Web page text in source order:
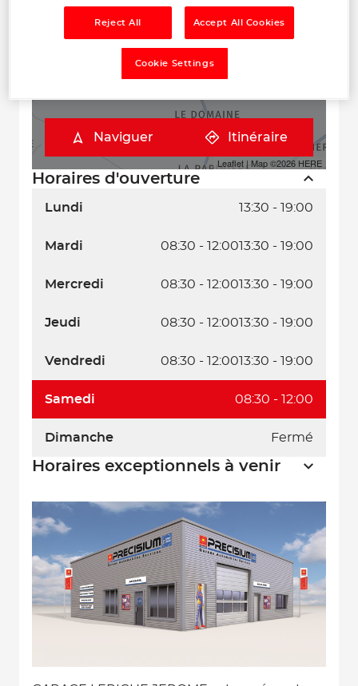
Horaires d'ouverture
Lundi 13:30 - 19:00
Mardi 08:30 - 12:0013:30 - 19:00
Mercredi 08:30 - 12:0013:30 - 19:00
Jeudi 08:30 - 12:0013:30 - 19:00
Vendredi 08:30 - 12:0013:30 - 19:00
Samedi 08:30 - 12:00
Dimanche Fermé
Horaires exceptionnels à venir
Leaflet | Map ©2026 HERE
Naviguer Itinéraire
Reject All Accept All Cookies
Cookie Settings